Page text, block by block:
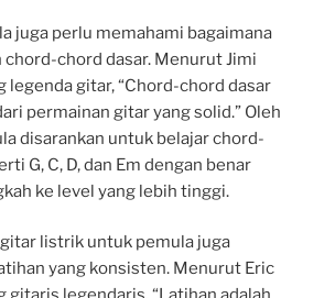
juga perlu memahami bagaimana
chord-chord dasar. Menurut Jimi
legenda gitar, “Chord-chord dasar
permainan gitar yang solid.” Oleh
disarankan untuk belajar chord-
G, C, D, dan Em dengan benar
ke level yang lebih tinggi.
listrik untuk pemula juga
yang konsisten. Menurut Eric